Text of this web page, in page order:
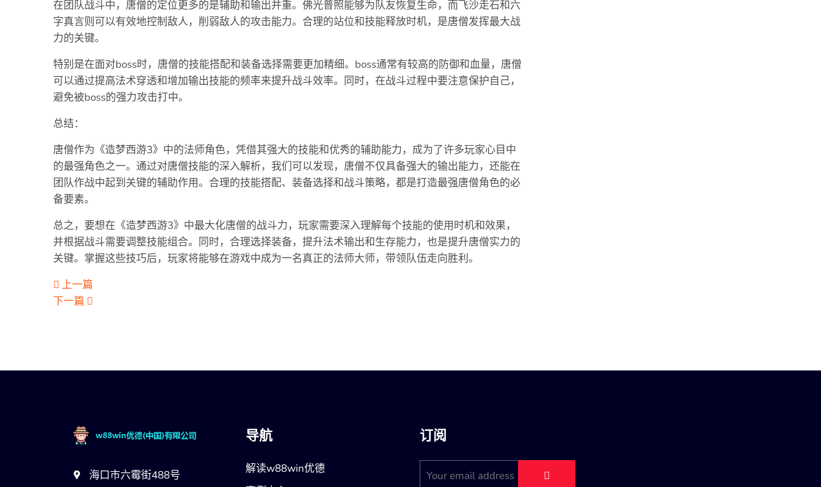
在团队战斗中，唐僧的定位更多的是辅助和输出并重。佛光普照能够为队友恢复生命，而飞沙走石和六
字真言则可以有效地控制敌人，削弱敌人的攻击能力。合理的站位和技能释放时机，是唐僧发挥最大战
力的关键。
特别是在面对boss时，唐僧的技能搭配和装备选择需要更加精细。boss通常有较高的防御和血量，唐僧
可以通过提高法术穿透和增加输出技能的频率来提升战斗效率。同时，在战斗过程中要注意保护自己，
避免被boss的强力攻击打中。
总结：
唐僧作为《造梦西游3》中的法师角色，凭借其强大的技能和优秀的辅助能力，成为了许多玩家心目中
的最强角色之一。通过对唐僧技能的深入解析，我们可以发现，唐僧不仅具备强大的输出能力，还能在
团队作战中起到关键的辅助作用。合理的技能搭配、装备选择和战斗策略，都是打造最强唐僧角色的必
备要素。
总之，要想在《造梦西游3》中最大化唐僧的战斗力，玩家需要深入理解每个技能的使用时机和效果，
并根据战斗需要调整技能组合。同时，合理选择装备，提升法术输出和生存能力，也是提升唐僧实力的
关键。掌握这些技巧后，玩家将能够在游戏中成为一名真正的法师大师，带领队伍走向胜利。
上一篇
下一篇
海口市六霉街488号
导航
解读w88win优德
订阅